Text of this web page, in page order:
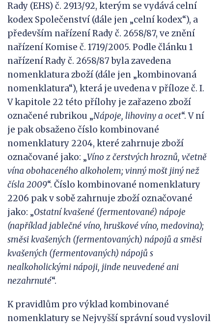
Rady (EHS) č. 2913/92, kterým se vydává celní
kodex Společenství (dále jen „celní kodex“), a
především nařízení Rady č. 2658/87, ve znění
nařízení Komise č. 1719/2005. Podle článku 1
nařízení Rady č. 2658/87 byla zavedena
nomenklatura zboží (dále jen „kombinovaná
nomenklatura“), která je uvedena v příloze č. I.
V kapitole 22 této přílohy je zařazeno zboží
označené rubrikou „Nápoje, lihoviny a ocet“. V ní
je pak obsaženo číslo kombinované
nomenklatury 2204, které zahrnuje zboží
označované jako: „Víno zčerstvých hroznů, včetně
vína obohaceného alkoholem; vinný mošt jiný než
čísla 2009“. Číslo kombinované nomenklatury
2206 pak v sobě zahrnuje zboží označované
jako: „Ostatní kvašené (fermentované) nápoje
(například jablečné víno, hruškové víno, medovina);
směsi kvašených (fermentovaných) nápojů a směsi
kvašených (fermentovaných) nápojů s
nealkoholickými nápoji, jinde neuvedené ani
nezahrnuté“.
K pravidlům pro výklad kombinované
nomenklatury se Nejvyšší správní soud vyslovil